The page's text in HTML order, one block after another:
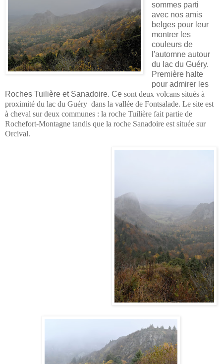
sommes parti
avec nos amis
belges pour leur
montrer les
couleurs de
l'automne autour
du lac du Guéry.
Première halte
pour admirer les
Roches Tuilière et Sanadoire. Ce sont deux volcans situés à
proximité du lac du Guéry dans la vallée de Fontsalade. Le site est
à cheval sur deux communes : la roche Tuilière fait partie de
Rochefort-Montagne tandis que la roche Sanadoire est située sur
Orcival.